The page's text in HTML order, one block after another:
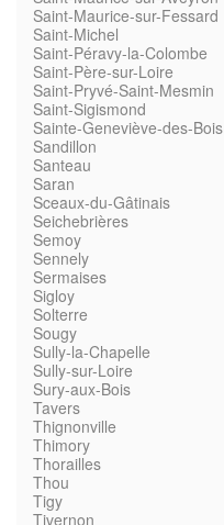
Saint-Maurice-sur-Fessard
Saint-Michel
Saint-Péravy-la-Colombe
Saint-Père-sur-Loire
Saint-Pryvé-Saint-Mesmin
Saint-Sigismond
Sainte-Geneviève-des-Bois
Sandillon
Santeau
Saran
Sceaux-du-Gâtinais
Seichebrières
Semoy
Sennely
Sermaises
Sigloy
Solterre
Sougy
Sully-la-Chapelle
Sully-sur-Loire
Sury-aux-Bois
Tavers
Thignonville
Thimory
Thorailles
Thou
Tigy
Tivernon